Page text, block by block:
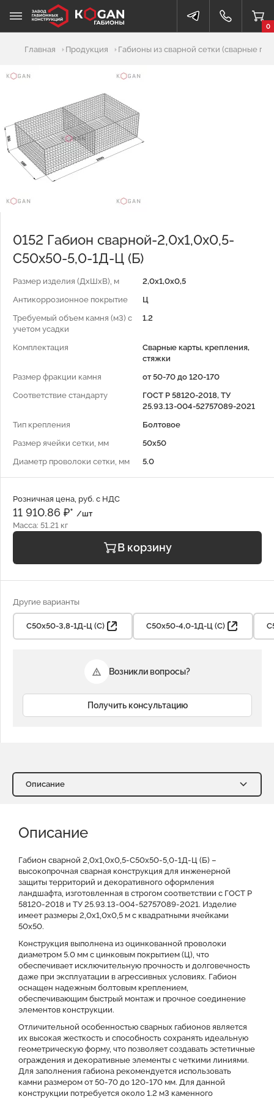
0
Добавлено в корзину
Главная Продукция Габионы из сварной сетки (сварные
0152 Габион сварной-2,0х1,0х0,5-
С50х50-5,0-1Д-Ц (Б)
Размер изделия (ДхШхВ), м
2,0х1,0х0,5
Антикоррозионное покрытие
Ц
Требуемый объем камня (м3) с
учетом усадки
1.2
Комплектация
Сварные карты, крепления,
стяжки
Размер фракции камня
от 50-70 до 120-170
Соответствие стандарту
ГОСТ Р 58120-2018, ТУ
25.93.13-004-52757089-2021
Тип крепления
Болтовое
Размер ячейки сетки, мм
50x50
Диаметр проволоки сетки, мм
5.0
Розничная цена, руб. с НДС
11 910.86 ₽* /шт
Масса: 51.21 кг
В корзину
Другие варианты
С50х50-3,8-1Д-Ц (С) С50х50-4,0-1Д-Ц (С)
Возникли вопросы?
Получить консультацию
Описание
Доставка и оплата
Преимущества Оставить заявку на КП
Файлы для скачивания
Описание
Габион сварной 2,0х1,0х0,5-С50х50-5,0-1Д-Ц (Б) –
высокопрочная сварная конструкция для инженерной
защиты территорий и декоративного оформления
ландшафта, изготовленная в строгом соответствии с ГОСТ Р
58120-2018 и ТУ 25.93.13-004-52757089-2021. Изделие
имеет размеры 2,0х1,0х0,5 м с квадратными ячейками
50x50.
Конструкция выполнена из оцинкованной проволоки
диаметром 5.0 мм с цинковым покрытием (Ц), что
обеспечивает исключительную прочность и долговечность
даже при эксплуатации в агрессивных условиях. Габион
оснащен надежным болтовым креплением,
обеспечивающим быстрый монтаж и прочное соединение
элементов конструкции.
Отличительной особенностью сварных габионов является
их высокая жесткость и способность сохранять идеальную
геометрическую форму, что позволяет создавать эстетичные
ограждения и декоративные элементы с четкими линиями.
Для заполнения габиона рекомендуется использовать
камни размером от 50-70 до 120-170 мм. Для данной
конструкции потребуется около 1.2 м3 каменного